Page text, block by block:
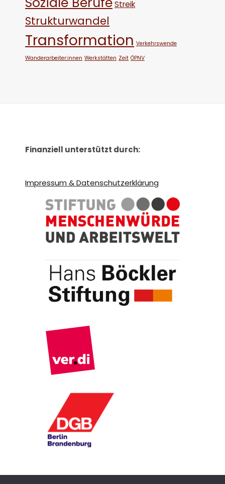
Streik
Strukturwandel
Transformation Verkehrswende
Wanderarbeiter:innen Werkstätten Zeit ÖPNV
Finanziell unterstützt durch:
Impressum & Datenschutzerklärung